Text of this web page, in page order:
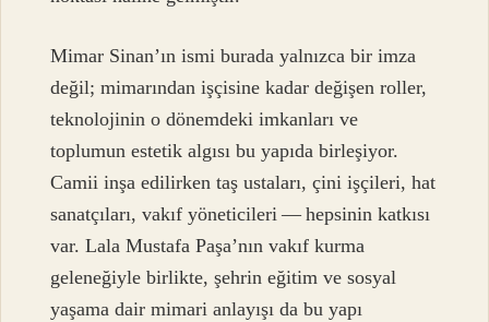
Mimar Sinan’ın ismi burada yalnızca bir imza
değil; mimarından işçisine kadar değişen roller,
teknolojinin o dönemdeki imkanları ve
toplumun estetik algısı bu yapıda birleşiyor.
Camii inşa edilirken taş ustaları, çini işçileri, hat
sanatçıları, vakıf yöneticileri — hepsinin katkısı
var. Lala Mustafa Paşa’nın vakıf kurma
geleneğiyle birlikte, şehrin eğitim ve sosyal
yaşama dair mimari anlayışı da bu yapı